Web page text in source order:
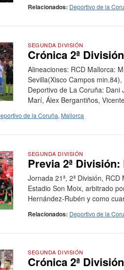
Relacionados: Deportivo de la
SEGUNDA DIVISIÓN
Crónica 2ª
Alineaciones: RCD Mallorca:
Sevilla(Xisco Campos
Deportivo de La Coruña: Dani
Marí, Álex Bergantiños,
de la Coruña, Mallorca
SEGUNDA DIVISIÓN
Previa 2ª
Jornada 21ª, 2ª División,
Estadio Son Moix, arbitrado
Hernández-Rubén y como
Relacionados: Deportivo de la
SEGUNDA DIVISIÓN
Crónica 2ª